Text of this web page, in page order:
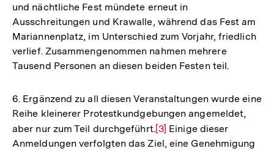
und nächtliche Fest mündete erneut in
Ausschreitungen und Krawalle, während das Fest am
Mariannenplatz, im Unterschied zum Vorjahr, friedlich
verlief. Zusammengenommen nahmen mehrere
Tausend Personen an diesen beiden Festen teil.
6. Ergänzend zu all diesen Veranstaltungen wurde eine
Reihe kleinerer Protestkundgebungen angemeldet,
aber nur zum Teil durchgeführt.Zur
Auflösung
[3] Einige dieser
Anmeldungen verfolgten das Ziel, eine Genehmigung